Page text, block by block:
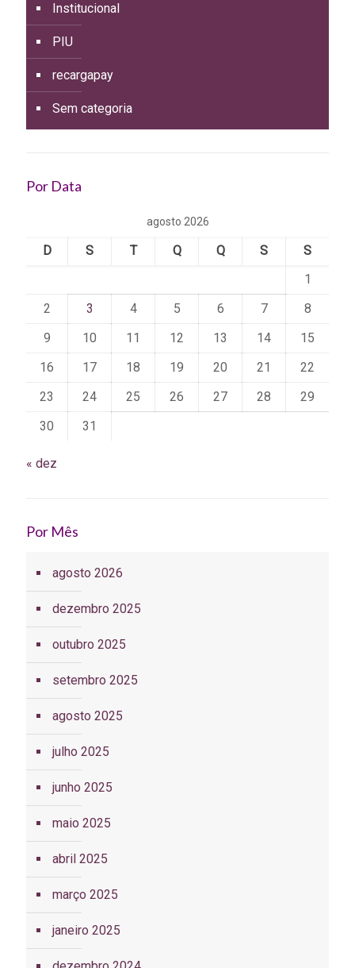
Institucional
PIU
recargapay
Sem categoria
Por Data
agosto 2026
D S T Q Q S
S
1
2
3 4 5 6 7
8
9
10 11 12 13 14
15
16
17 18 19 20 21
22
23
24 25 26 27 28
29
30
31
« dez
Por Mês
agosto 2026
dezembro 2025
outubro 2025
setembro 2025
agosto 2025
julho 2025
junho 2025
maio 2025
abril 2025
março 2025
janeiro 2025